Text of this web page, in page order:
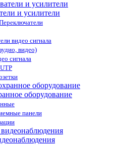
и усилители
видео сигнала
видео)
сигнала
оборудование
панели